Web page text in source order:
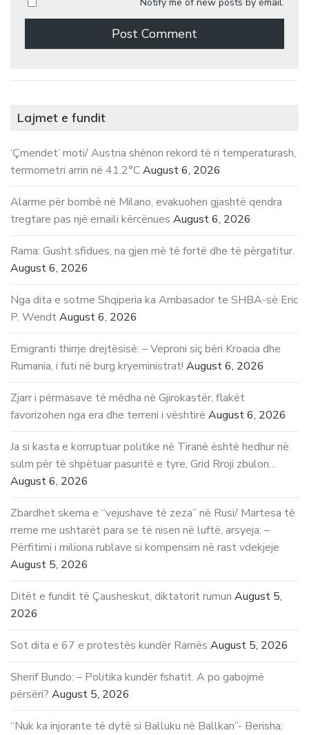
Lajmet e fundit
‘Çmendet’ moti/ Austria shënon rekord të ri temperaturash,
termometri arrin në 41.2°CAugust 6, 2026
Alarme për bombë në Milano, evakuohen gjashtë qendra
tregtare pas një emaili kërcënues August 6, 2026
Rama: Gusht sfidues, na gjen më të fortë dhe të përgatitur.
August 6, 2026
Nga dita e sotme Shqiperia ka Ambasador te SHBA-së Eric
P. WendtAugust 6, 2026
Emigranti thirrje drejtësisë: – Veproni siç bëri Kroacia dhe
Rumania, i futi në burg kryeministrat! August 6, 2026
Zjarr i përmasave të mëdha në Gjirokastër, flakët
favorizohen nga era dhe terreni i vështirë August 6, 2026
Ja si kasta e korruptuar politike në Tiranë është hedhur në
sulm për të shpëtuar pasuritë e tyre, Grid Rroji zbulon…
August 6, 2026
Zbardhet skema e “vejushave të zeza” në Rusi/ Martesa të
rreme me ushtarët para se të nisen në luftë, arsyeja: –
Përfitimi i miliona rublave si kompensim në rast vdekjeje
August 5, 2026
Ditët e fundit të Çausheskut, diktatorit rumun August 5,
2026
Sot dita e 67 e protestës kundër Ramës August 5, 2026
Sherif Bundo: – Politika kundër fshatit. A po gabojmë
përsëri? August 5, 2026
“Nuk ka injorante të dytë si Balluku në Ballkan”- Berisha: